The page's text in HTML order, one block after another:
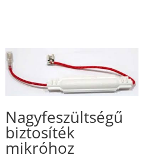
Nagyfeszültségű
biztosíték
mikróhoz